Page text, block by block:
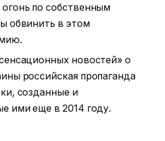
по собственным
обвинить в этом
новостей» о
российская пропаганда
созданные и
ими еще в 2014 году.